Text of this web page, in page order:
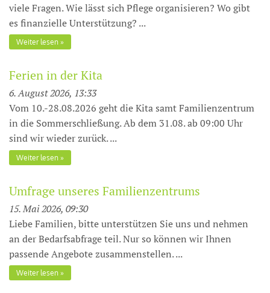
viele Fragen. Wie lässt sich Pflege organisieren? Wo gibt
es finanzielle Unterstüt­zung? ...
Weiter lesen
Ferien in der Kita
6. August 2026, 13:33
Vom 10.-28.08.2026 geht die Kita samt Familienzentrum
in die Sommerschließung. Ab dem 31.08. ab 09:00 Uhr
sind wir wieder zurück. ...
Weiter lesen
Umfrage unseres Familienzentrums
15. Mai 2026, 09:30
Liebe Familien, bitte unterstützen Sie uns und nehmen
an der Bedarfsabfrage teil. Nur so können wir Ihnen
passende Angebote zusammenstellen. ...
Weiter lesen